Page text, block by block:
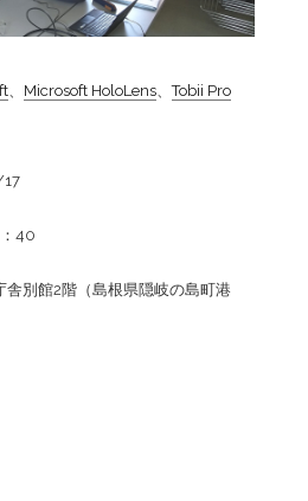
、 Microsoft HoloLens、Tobii Pro
40
舎別館2階（島根県隠岐の島町港